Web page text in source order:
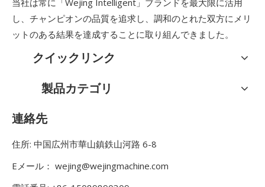
当社は常に「Wejing Intelligent」ブランドを最大限に活用
し、チャンピオンの品質を追求し、調和のとれた双方にメリ
ットのある結果を達成することに取り組んできました。
クイックリンク
製品カテゴリ
連絡先
住所: 中国広州市華山鎮鉄山河路 6-8
Eメール： wejing@wejingmachine.com